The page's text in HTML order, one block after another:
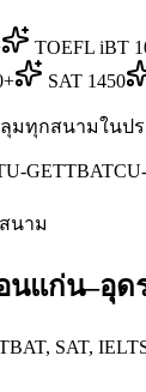
TOEFL iBT
SAT 1450
มทุกสนามในปร
GETTBAT
นาม
แก่น–อุด
SAT,